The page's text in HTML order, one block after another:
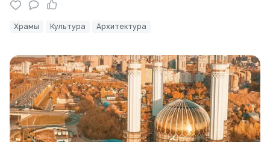
Храмы Культура Архитектура